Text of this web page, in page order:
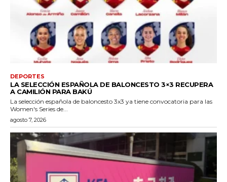
DEPORTES
LA SELECCIÓN ESPAÑOLA DE BALONCESTO 3×3 RECUPERA
A CAMILIÓN PARA BAKÚ
La selección española de baloncesto 3x3 ya tiene convocatoria para las
Women's Series de...
agosto 7, 2026